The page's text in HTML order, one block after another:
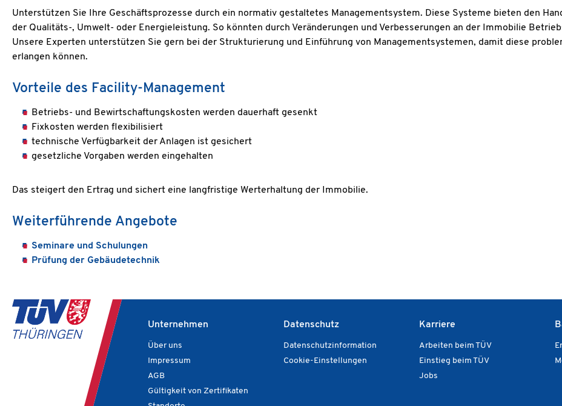
Unterstützen Sie Ihre Geschäftsprozesse durch ein normativ gestaltetes Managementsystem. Diese Systeme bieten den
der Qualitäts-, Umwelt- oder Energieleistung. So könnten durch Veränderungen und Verbesserungen an der Immobilie
Unsere Experten unterstützen Sie gern bei der Strukturierung und Einführung von Managementsystemen, damit diese
erlangen können.
Vorteile des Facility-Management
Betriebs- und Bewirtschaftungskosten werden dauerhaft gesenkt
Fixkosten werden flexibilisiert
technische Verfügbarkeit der Anlagen ist gesichert
gesetzliche Vorgaben werden eingehalten
Das steigert den Ertrag und sichert eine langfristige Werterhaltung der Immobilie.
Weiterführende Angebote
Seminare und Schulungen
Prüfung der Gebäudetechnik
Unternehmen
Über uns
Impressum
AGB
Gültigkeit von Zertifikaten
Datenschutz
Datenschutzinformation
Cookie-Einstellungen
Karriere
Arbeiten beim TÜV
Einstieg beim TÜV
Jobs